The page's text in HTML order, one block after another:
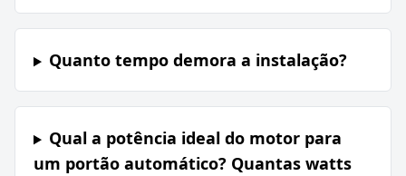
Quanto tempo demora a instalação?
Qual a potência ideal do motor para
um portão automático? Quantas watts